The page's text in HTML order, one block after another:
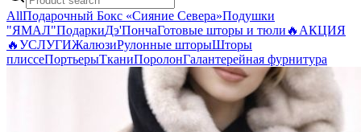
AllПодарочный Бокс «Сияние Севера»Подушки
"ЯМАЛ"ПодаркиДэ'ПончаГотовые шторы и тюли 🔥АКЦИЯ
🔥УСЛУГИЖалюзиРулонные шторыШторы
плиссеПортьерыТканиПоролонГалантерейная фурнитура